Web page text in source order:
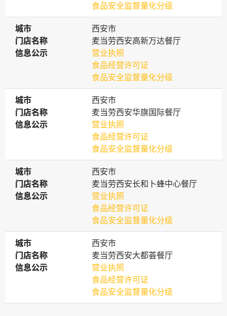
食品安全监督量化分级
城市
城市
西安市
门店名称
门店名称
麦当劳西安高新万达餐厅
信息公示
信息公示
营业执照
食品经营许可证
食品安全监督量化分级
城市
城市
西安市
门店名称
门店名称
麦当劳西安华旗国际餐厅
信息公示
信息公示
营业执照
食品经营许可证
食品安全监督量化分级
城市
城市
西安市
门店名称
门店名称
麦当劳西安长和卜蜂中心餐厅
信息公示
信息公示
营业执照
食品经营许可证
食品安全监督量化分级
城市
城市
西安市
门店名称
门店名称
麦当劳西安大都荟餐厅
信息公示
信息公示
营业执照
食品经营许可证
食品安全监督量化分级